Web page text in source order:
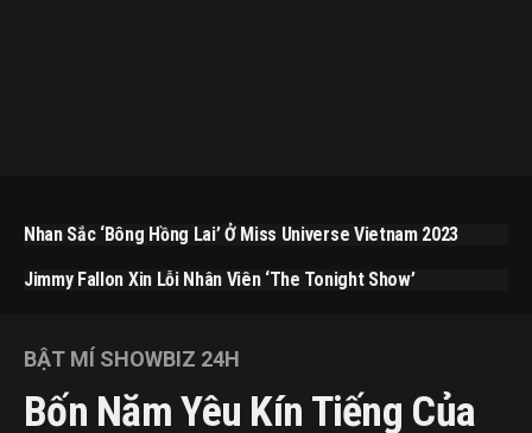
Nhan Sắc ‘bông Hồng Lai’ Ở Miss Universe Vietnam 2023
Jimmy Fallon Xin Lỗi Nhân Viên ‘The Tonight Show’
BẬT MÍ SHOWBIZ 24H
Bốn Năm Yêu Kín Tiếng Của